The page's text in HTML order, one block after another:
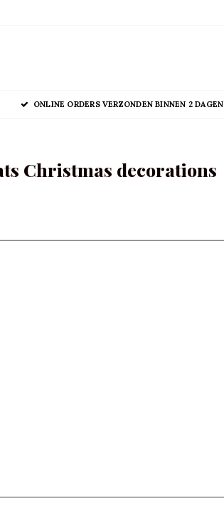
ONLINE ORDERS VERZONDEN BINNEN 2 DAGEN
Christmas decorations